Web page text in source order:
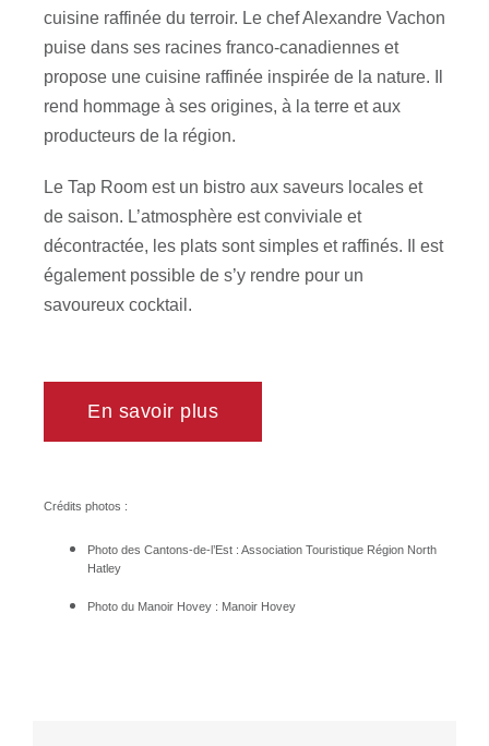
cuisine raffinée du terroir. Le chef Alexandre Vachon
puise dans ses racines franco-canadiennes et
propose une cuisine raffinée inspirée de la nature. Il
rend hommage à ses origines, à la terre et aux
producteurs de la région.
Le Tap Room est un bistro aux saveurs locales et
de saison. L’atmosphère est conviviale et
décontractée, les plats sont simples et raffinés. Il est
également possible de s’y rendre pour un
savoureux cocktail.
En savoir plus
Crédits photos :
Photo des Cantons-de-l’Est : Association Touristique Région North
Hatley
Photo du Manoir Hovey : Manoir Hovey